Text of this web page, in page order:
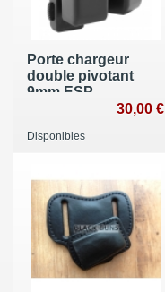
Porte chargeur
double pivotant
9mm ESP
30,00 €
Disponibles